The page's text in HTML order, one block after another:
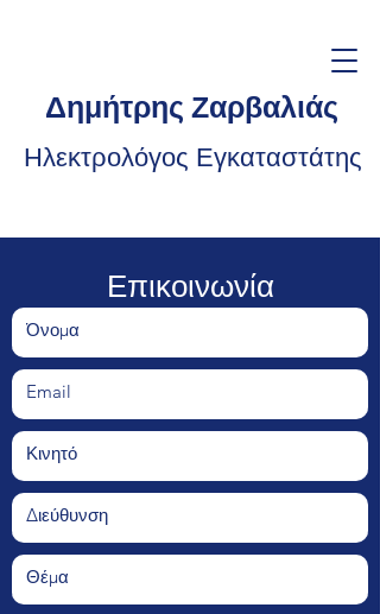
Δημήτρης Ζαρβαλιάς
Ηλεκτρολόγος Εγκαταστάτης
Επικοινωνία